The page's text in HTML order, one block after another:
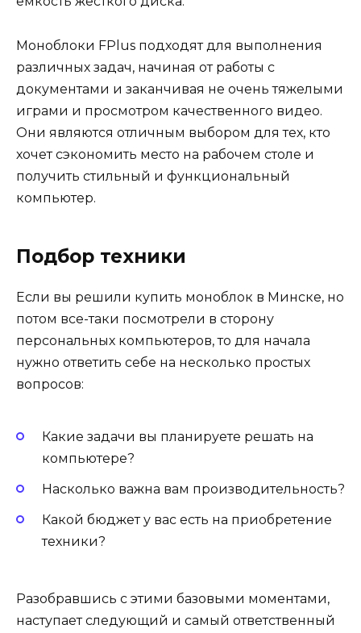
Моноблоки FPlus подходят для выполнения
различных задач, начиная от работы с
документами и заканчивая не очень тяжелыми
играми и просмотром качественного видео.
Они являются отличным выбором для тех, кто
хочет сэкономить место на рабочем столе и
получить стильный и функциональный
компьютер.
Подбор техники
Если вы решили купить моноблок в Минске, но
потом все-таки посмотрели в сторону
персональных компьютеров, то для начала
нужно ответить себе на несколько простых
вопросов:
Какие задачи вы планируете решать на
компьютере?
Насколько важна вам производительность?
Какой бюджет у вас есть на приобретение
техники?
Разобравшись с этими базовыми моментами,
наступает следующий и самый ответственный